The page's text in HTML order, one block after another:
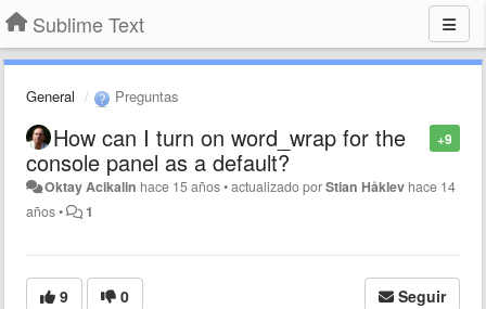
Sublime Text
General Preguntas
+9
How can I turn on word_wrap for the
console panel as a default?
Oktay Acikalin hace 15 años•actualizado porStian Håklev hace 14
años• 1
9 0 Seguir